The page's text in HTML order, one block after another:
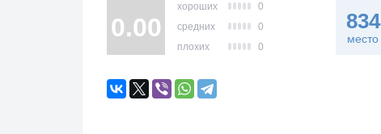
0.00
хороших
0
средних
0
плохих
0
834
место